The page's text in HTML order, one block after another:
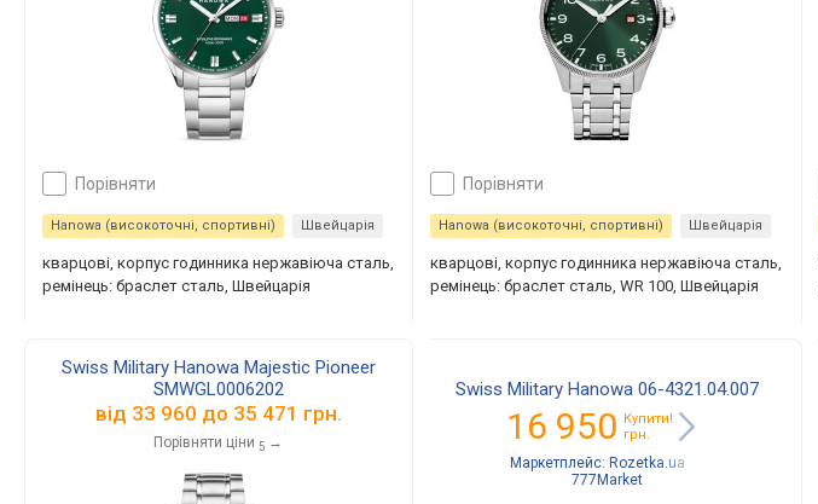
порівняти
Hanowa (високоточні, спортивні) Швейцарія
кварцові, корпус годинника нержавіюча сталь,
ремінець: браслет сталь, Швейцарія
порівняти
Hanowa (високоточні, спортивні) Швейцарія
кварцові, корпус годинника нержавіюча сталь,
ремінець: браслет сталь, WR 100, Швейцарія
Swiss Military Hanowa Majestic Pioneer
SMWGL0006202
від 33 960 до 35 471 грн.
Порівняти ціни 5 →
Swiss Military Hanowa 06-4321.04.007
16 950 Купити!
грн.
Маркетплейс: Rozetka.ua
777Market